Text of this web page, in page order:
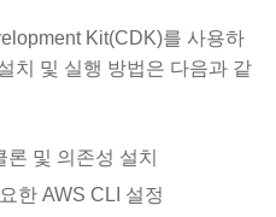
Kit(CDK)를 사용하
치 및 실행 방법은 다음과 같
및 의존성 설치
한 AWS CLI 설정